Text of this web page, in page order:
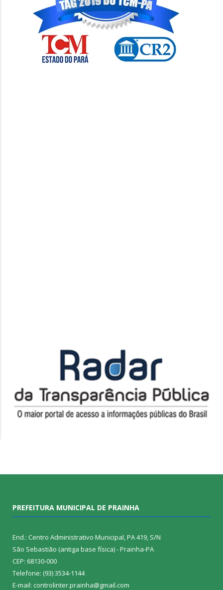
PREFEITURA MUNICIPAL DE PRAINHA
End.: Centro Administrativo Municipal, PA 419, S/N
São Sebastião (antiga base física) - Prainha-PA
CEP: 68130-000
Telefone: (93) 3534-1144
E-mail: controlinter.prainha@gmail.com